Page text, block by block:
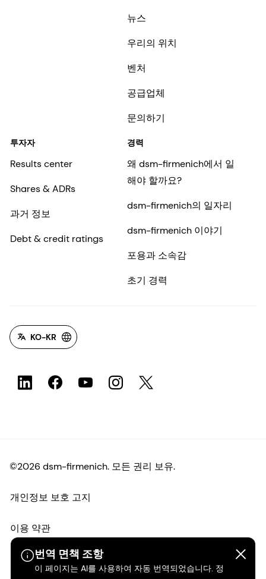
번역 면책 조항
이 페이지는 AI를 사용하여 자동 번역되었습니다. 정
뉴스
우리의 위치
벤처
공급업체
문의하기
투자자
Results center
Shares & ADRs
과거 정보
Debt & credit ratings
경력
왜 dsm-firmenich에서 일
해야 할까요?
dsm-firmenich의 일자리
dsm-firmenich 이야기
포용과 소속감
초기 경력
KO-KR
©2026 dsm-firmenich. 모든 권리 보유.
개인정보 보호 고지
이용 약관
약관